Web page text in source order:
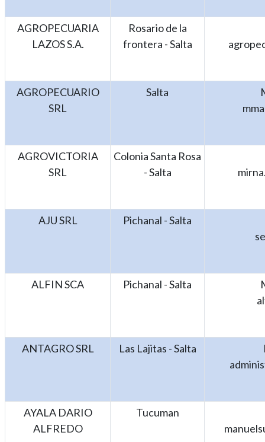
AGROPECUARIA
LAZOS S.A.
Rosario de la
frontera - Salta
AGROPECUARIO
SRL
Salta
AGROVICTORIA
SRL
Colonia Santa Rosa
- Salta
AJU SRL
Pichanal - Salta
ALFIN SCA Pichanal - Salta
ANTAGRO SRL Las Lajitas - Salta
AYALA DARIO
ALFREDO
Tucuman